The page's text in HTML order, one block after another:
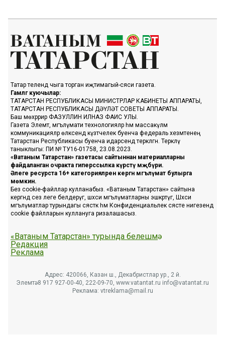
Татар телендә чыга торган иҗтимагый-сәяси газета.
Гамәлгә куючылар:
ТАТАРСТАН РЕСПУБЛИКАСЫ МИНИСТРЛАР КАБИНЕТЫ АППАРАТЫ,
ТАТАРСТАН РЕСПУБЛИКАСЫ ДӘҮЛӘТ СОВЕТЫ АППАРАТЫ.
Баш мөхәррир ФАЗУЛЛИН ИЛНАЗ ФАИС УЛЫ.
Газета Элемтә, мәгълүмати технологияләр һәм массакүләм
коммуникацияләр өлкәсендә күзәтчелек буенча федераль хезмәтенең
Татарстан Республикасы буенча идарәсендә теркәлгән. Теркәлү
таныклыгы: ПИ № ТУ16-01758, 23.08.2023.
«Ватаным Татарстан» газетасы сайтыннан материалларны
файдаланган очракта гиперссылка күрсәтү мәҗбүри.
Әлеге ресурста 16+ категорияләренә кергән мәгълүмат булырга
мөмкин.
Без cookie-файллар кулланабыз. «Ватаным Татарстан» сайтына
кергәндә сез әлеге белдерүгә, шәхси мәгълүматларны эшкәртүгә, Шәхси
мәгълүматлар турындагы сәясәткә һәм Конфиденциальлек сәясәте нигезендә
cookie файлларын куллануга ризалашасыз.
«Ватаным Татарстан» турында белешмә
Редакция
Реклама
Адрес: 420066, Казан ш., Декабристлар ур., 2 й.
Элемтә: 8 917 927-00-40, 222-09-70, www.vatantat.ru info@vatantat.ru
Реклама: vtreklama@mail.ru